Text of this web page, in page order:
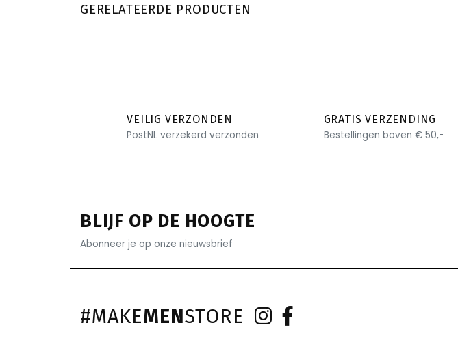
GERELATEERDE PRODUCTEN
VEILIG VERZONDEN
PostNL verzekerd verzonden
GRATIS VERZENDING
Bestellingen boven € 50,-
BLIJF OP DE HOOGTE
Abonneer je op onze nieuwsbrief
#MAKEMENSTORE